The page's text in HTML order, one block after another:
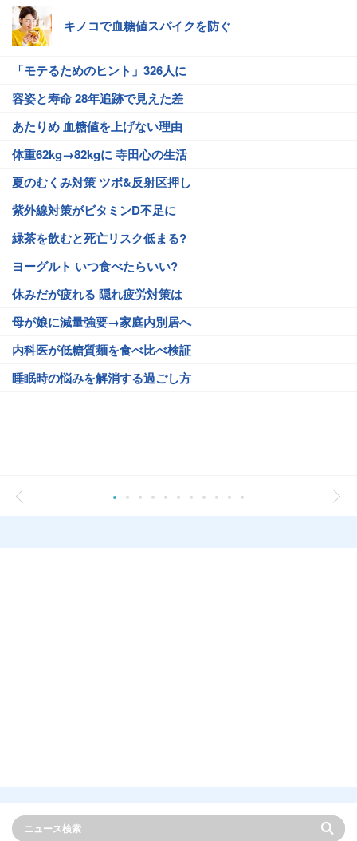
キノコで血糖値スパイクを防ぐ
「モテるためのヒント」326人に
容姿と寿命 28年追跡で見えた差
あたりめ 血糖値を上げない理由
体重62kg→82kgに 寺田心の生活
夏のむくみ対策 ツボ&反射区押し
紫外線対策がビタミンD不足に
緑茶を飲むと死亡リスク低まる?
ヨーグルト いつ食べたらいい?
休みだが疲れる 隠れ疲労対策は
母が娘に減量強要→家庭内別居へ
内科医が低糖質麺を食べ比べ検証
睡眠時の悩みを解消する過ごし方